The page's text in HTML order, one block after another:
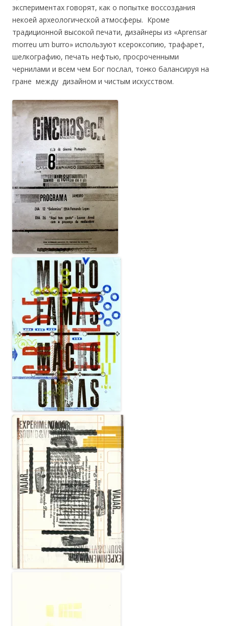
экспериментах говорят, как о попытке воссоздания
некоей археологической атмосферы. Кроме
традиционной высокой печати, дизайнеры из «Аprensar
morreu um burro» используют ксероксопию, трафарет,
шелкографию, печать нефтью, просроченными
чернилами и всем чем Бог послал, тонко балансируя на
гране между дизайном и чистым искусством.